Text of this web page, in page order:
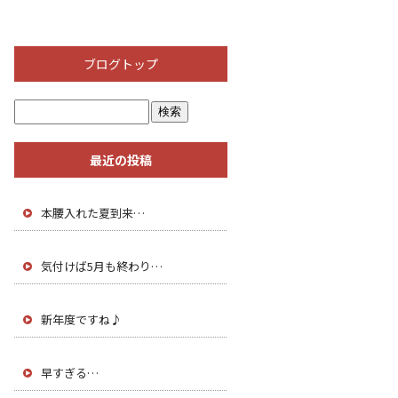
ブログトップ
最近の投稿
本腰入れた夏到来…
気付けば5月も終わり…
新年度ですね♪
早すぎる…